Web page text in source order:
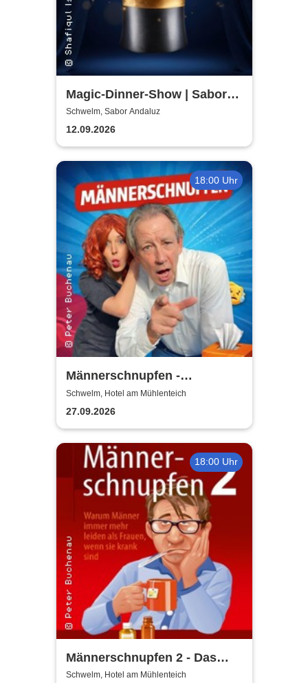
Magic-Dinner-Show | Sabor
Andaluz
Schwelm, Sabor Andaluz
12.09.2026
18:00 Uhr
Männerschnupfen -
Buchenau Comedy Tour
Schwelm, Hotel am Mühlenteich
27.09.2026
18:00 Uhr
Männerschnupfen 2 - Das
Imperium schnupft zurück -
Schwelm, Hotel am Mühlenteich